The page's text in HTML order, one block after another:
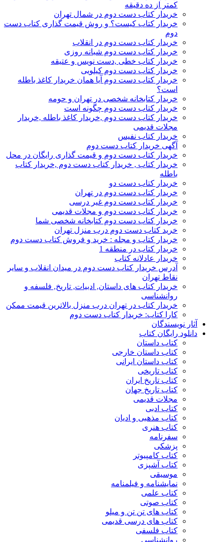
کمتر از ده دقیقه
خریدار کتاب دست دوم در شمال تهران
خریدار کتاب کیست؟ و روش قیمت گذاری کتاب دست
دوم
خریدار کتاب دست دوم در انقلاب
خریدار کتاب دست دوم شبانه روزی
خریدار کتاب خطی ,دست نویس و عتیقه
خریدار کتاب دست دوم کیلویی
خریدار کتاب دست دوم آیا همان خریدار کاغذ باطله
است؟
خریدار کتابخانه شخصی در تهران و حومه
خریدار کتاب دست دوم چگونه است
خریدار کتاب دست دوم ,خریدار کاغذ باطله ,خریدار
مجلات قدیمی
خریدار کتاب نفیس
آگهی خریدار کتاب دست دوم
خریدار کتاب دست دوم و قیمت گذاری رایگان در محل
خریدار کتاب , خریدار کتاب دست دوم ,خریدار کتاب
باطله
خریدار کتاب دست دو
خریدار کتاب دست دوم در تهران
خریدار کتاب دست دوم غیر درسی
خریدار کتاب دست دوم و مجلات قدیمی
خریدار کتاب دست دوم کتابخانه شخصی شما
خرید کتاب دست دوم درب منزل تهران
خریدار کتاب و مجله : خرید و فروش کتاب دست دوم
خریدار کتاب در منطقه 1
خریدار عادلانه کتاب
آدرس خریدار کتاب دست دوم در میدان انقلاب و سایر
نقاط تهران
خریدار کتاب های داستان, ادبیات, تاریخ, فلسفه و
روانشناسی
خریدار کتاب در تهران درب منزل بالاترین قیمت ممکن
کارا کتاب: خریدار کتاب دست دوم
آثار نویسندگان
دانلود رایگان کتاب
کتاب داستان
کتاب داستان خارجی
کتاب داستان ایرانی
کتاب تاریخی
کتاب تاریخ ایران
کتاب تاریخ جهان
مجلات قدیمی
کتاب ادبی
کتاب مذهبی و ادیان
کتاب هنری
سفرنامه
پزشکی
کتاب کامپیوتر
کتاب آشپزی
موسیقی
نمایشنامه و فیلمنامه
کتاب علمی
کتاب صوتی
کتاب های تن تن و میلو
کتاب های درسی قدیمی
کتاب فلسفی
روانشناسی